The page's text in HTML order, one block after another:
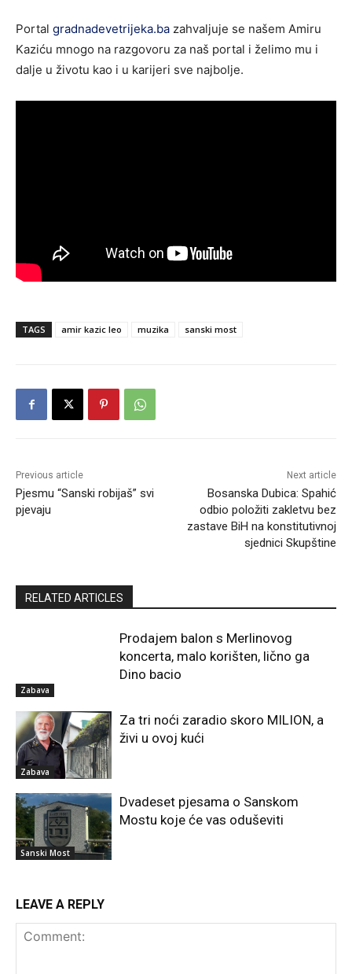
Portal gradnadevetrijeka.ba zahvaljuje se našem Amiru
Kaziću mnogo na razgovoru za naš portal i želimo mu i
dalje u životu kao i u karijeri sve najbolje.
TAGS amir kazic leo muzika sanski most
Previous article
Pjesmu “Sanski robijaš” svi
pjevaju
Next article
Bosanska Dubica: Spahić
odbio položiti zakletvu bez
zastave BiH na konstitutivnoj
sjednici Skupštine
RELATED ARTICLES
Zabava
Prodajem balon s Merlinovog
koncerta, malo korišten, lično ga
Dino bacio
Zabava
Za tri noći zaradio skoro MILION, a
živi u ovoj kući
Sanski Most
Dvadeset pjesama o Sanskom
Mostu koje će vas oduševiti
LEAVE A REPLY